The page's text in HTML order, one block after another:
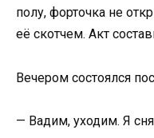
полу, форточка не
её скотчем. Акт
Вечером состоялся
— Вадим, уходим. Я